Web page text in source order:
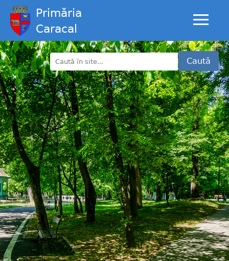
Primăria
Caracal
Caută